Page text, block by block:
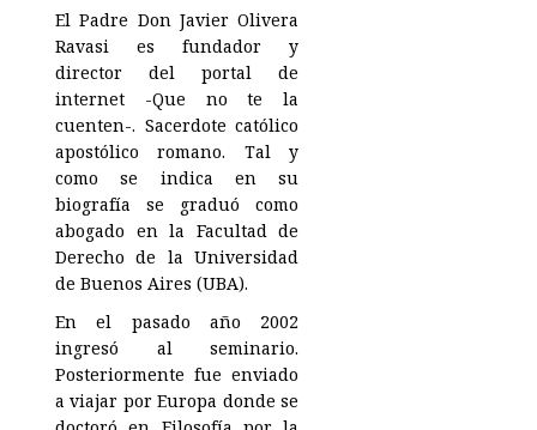
El Padre Don Javier Olivera
Ravasi es fundador y
director del portal de
internet -Que no te la
cuenten-. Sacerdote católico
apostólico romano. Tal y
como se indica en su
biografía se graduó como
abogado en la Facultad de
Derecho de la Universidad
de Buenos Aires (UBA).
En el pasado año 2002
ingresó al seminario.
Posteriormente fue enviado
a viajar por Europa donde se